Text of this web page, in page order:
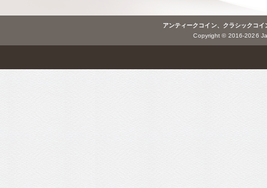
アンティークコイン、クラシックコ
Copyright © 2016-2026